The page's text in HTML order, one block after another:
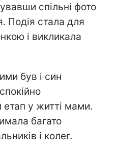
спільні фото
Подія стала для
і викликала
був і син
етап у житті мами.
багато
і колег.